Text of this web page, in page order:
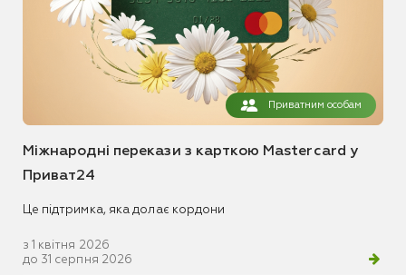
Приватним особам
Міжнародні перекази з карткою Mastercard у
Приват24
Це підтримка, яка долає кордони
з 1 квітня 2026
до 31 серпня 2026